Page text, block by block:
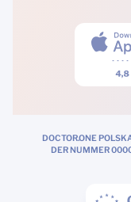
DOCTOR.ONE
DER NUMMER